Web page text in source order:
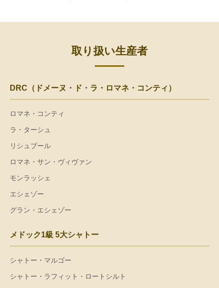
取り扱い生産者
DRC（ドメーヌ・ド・ラ・ロマネ・コンティ）
ロマネ・コンティ
ラ・ターシュ
リシュブール
ロマネ・サン・ヴィヴァン
モンラッシェ
エシェゾー
グラン・エシェゾー
メドック1級 5大シャトー
シャトー・マルゴー
シャトー・ラフィット・ロートシルト